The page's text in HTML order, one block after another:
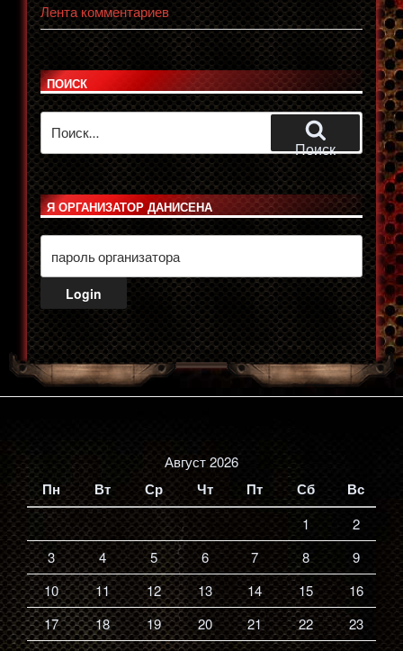
Лента комментариев
ПОИСК
Поиск
Я ОРГАНИЗАТОР ДАНИСЕНА
Август 2026
Пн Вт Ср Чт Пт Сб Вс
1
2
3
4 5 6 7 8
9
10
11 12 13 14 15
16
17
18 19 20 21 22
23